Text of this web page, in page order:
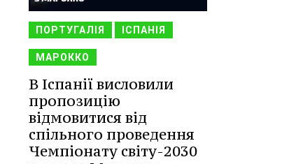
ПОРТУГАЛІЯ ІСПАНІЯ
МАРОККО
В Іспанії висловили
пропозицію
відмовитися від
спільного проведення
Чемпіонату світу-2030